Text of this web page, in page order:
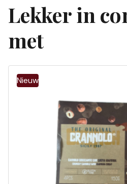
Lekker in
met